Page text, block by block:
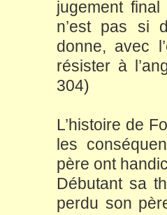
jugement
n’est pas si
donne, avec
résister à
304)
L’histoire de
les
père ont
Débutant sa
perdu son